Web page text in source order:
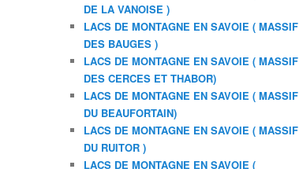
DE LA VANOISE )
LACS DE MONTAGNE EN SAVOIE ( MASSIF
DES BAUGES )
LACS DE MONTAGNE EN SAVOIE ( MASSIF
DES CERCES ET THABOR)
LACS DE MONTAGNE EN SAVOIE ( MASSIF
DU BEAUFORTAIN)
LACS DE MONTAGNE EN SAVOIE ( MASSIF
DU RUITOR )
LACS DE MONTAGNE EN SAVOIE (